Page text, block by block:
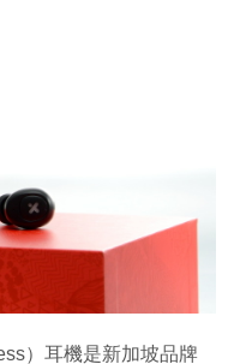
）耳機是新加坡品牌